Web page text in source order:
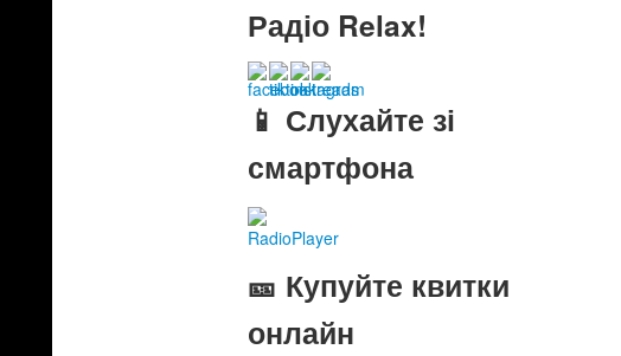
Радіо Relax!
📱 Слухайте зі
смартфона
RadioPlayer
🎫 Купуйте квитки
онлайн